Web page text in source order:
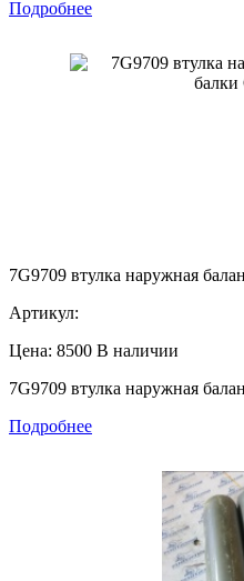
Подробнее
7G9709 втулка наружная
Артикул:
Цена: 8500 В наличии
7G9709 втулка наружная
Подробнее